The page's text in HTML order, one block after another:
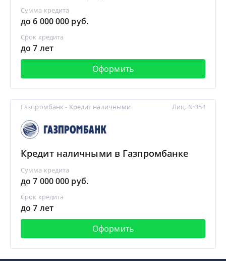
Сумма кредита
до 6 000 000 руб.
Срок кредита
до 7 лет
Оформить
Газпромбанк - Кредит наличными
Кредит наличными в Газпромбанке
Сумма кредита
до 7 000 000 руб.
Срок кредита
до 7 лет
Оформить
Лиц. №354